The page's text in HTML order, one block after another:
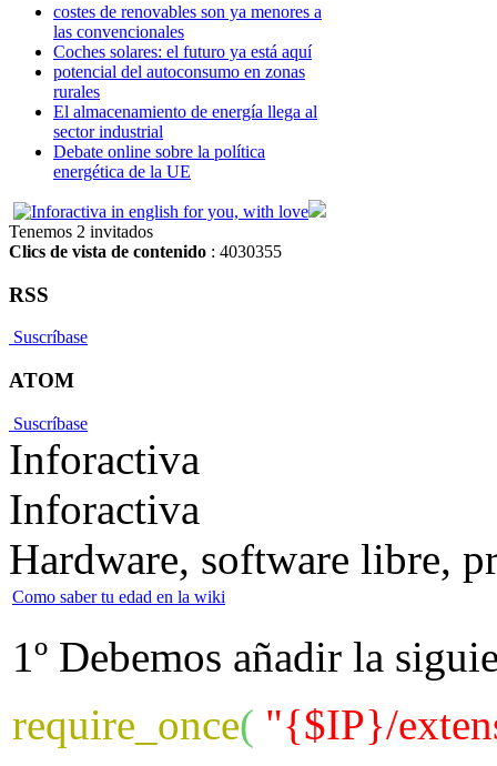
costes de renovables son ya menores a
las convencionales
Coches solares: el futuro ya está aquí
potencial del autoconsumo en zonas
rurales
El almacenamiento de energía llega al
sector industrial
Debate online sobre la política
energética de la UE
Tenemos 2 invitados
Clics de vista de contenido : 4030355
RSS
Suscríbase
ATOM
Suscríbase
Inforactiva
Inforactiva
Hardware, software libre,
Como saber tu edad en la wiki
1º Debemos añadir la
require_once( "{$IP}/